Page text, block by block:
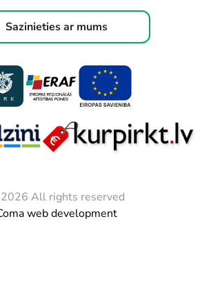
Sazinieties ar mums
All rights reserved
web development